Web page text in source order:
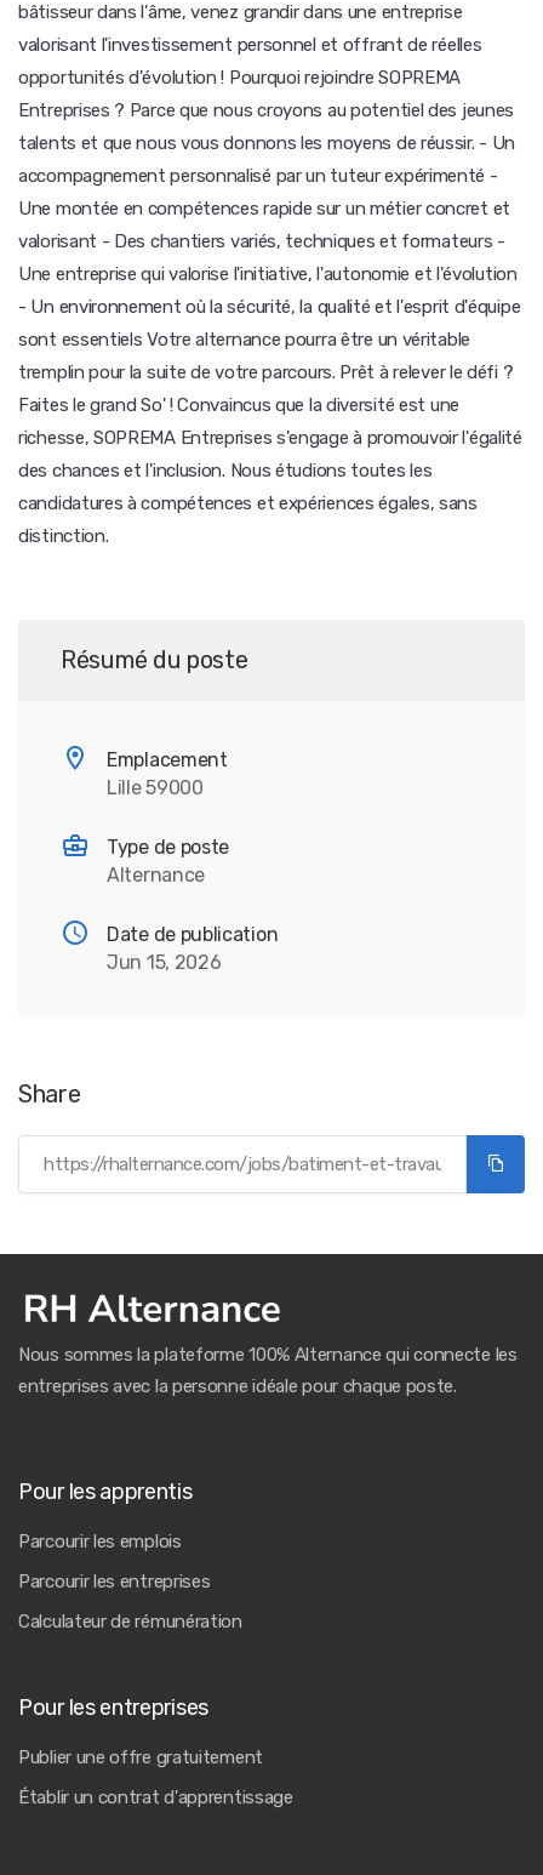
bâtisseur dans l'âme, venez grandir dans une entreprise
valorisant l'investissement personnel et offrant de réelles
opportunités d'évolution ! Pourquoi rejoindre SOPREMA
Entreprises ? Parce que nous croyons au potentiel des jeunes
talents et que nous vous donnons les moyens de réussir. - Un
accompagnement personnalisé par un tuteur expérimenté -
Une montée en compétences rapide sur un métier concret et
valorisant - Des chantiers variés, techniques et formateurs -
Une entreprise qui valorise l'initiative, l'autonomie et l'évolution
- Un environnement où la sécurité, la qualité et l'esprit d'équipe
sont essentiels Votre alternance pourra être un véritable
tremplin pour la suite de votre parcours. Prêt à relever le défi ?
Faites le grand So' ! Convaincus que la diversité est une
richesse, SOPREMA Entreprises s'engage à promouvoir l'égalité
des chances et l'inclusion. Nous étudions toutes les
candidatures à compétences et expériences égales, sans
distinction.
Résumé du poste
Emplacement
Lille 59000
Type de poste
Alternance
Date de publication
Jun 15, 2026
Share
Nous sommes la plateforme 100% Alternance qui connecte les
entreprises avec la personne idéale pour chaque poste.
Pour les apprentis
Parcourir les emplois
Parcourir les entreprises
Calculateur de rémunération
Pour les entreprises
Publier une offre gratuitement
Établir un contrat d'apprentissage